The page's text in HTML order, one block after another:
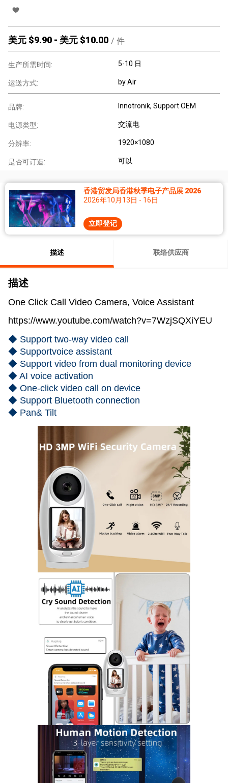
美元 $9.90 - 美元 $10.00 / 件
生产所需时间: 5-10 日
运送方式: by Air
品牌: Innotronik, Support OEM
电源类型: 交流电
分辨率: 1920×1080
是否可订造: 可以
香港贸发局香港秋季电子产品展 2026
2026年10月13日 - 16日
立即登记
描述 联络供应商
描述
One Click Call Video Camera, Voice Assistant
https://www.youtube.com/watch?v=7WzjSQXiYEU
◆ Support two-way video call
◆ Supportvoice assistant
◆ Support video from dual monitoring device
◆ AI voice activation
◆ One-click video call on device
◆ Support Bluetooth connection
◆ Pan& Tilt